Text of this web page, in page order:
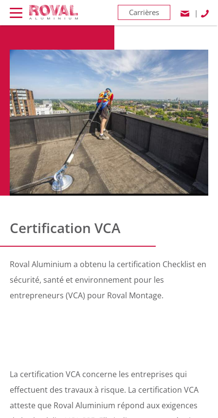
Carrières |
Certification VCA
Roval Aluminium a obtenu la certification Checklist en
sécurité, santé et environnement pour les
entrepreneurs (VCA) pour Roval Montage.
La certification VCA concerne les entreprises qui
effectuent des travaux à risque. La certification VCA
atteste que Roval Aluminium répond aux exigences